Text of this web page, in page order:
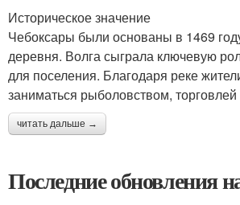
Историческое значение
Чебоксары были основаны в 1469
деревня. Волга сыграла ключевую
для поселения. Благодаря реке
заниматься рыболовством,
читать дальше →
Последние обновления